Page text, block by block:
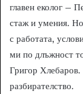
главен еколог –
стаж и умения. Но
с работата,
ми по длъжност
Григор
разбирателство.